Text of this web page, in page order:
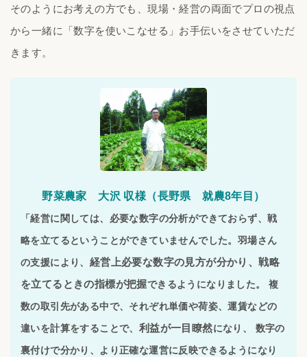
そのようにお考えの方でも、現場・経営の両面でプロの視点
から一緒に「数字を使いこなせる」お手伝いをさせていただ
きます。
野菜農家 大沢 収様（長野県 就農8年目）
「経営に関しては、必要な数字の分析ができておらず、戦
略を立てるということができていませんでした。羽場さん
の支援により、 経営上必要な数字の見方が分かり、戦略
を立てるときの指標が把握できるようになりました。 複
数の取引先がある中で、それぞれ単価や荷姿、運賃などの
違いを計算をすることで、 利益が一目瞭然になり、 数字の
裏付けで分かり、より正確な運営に反映できるようになり